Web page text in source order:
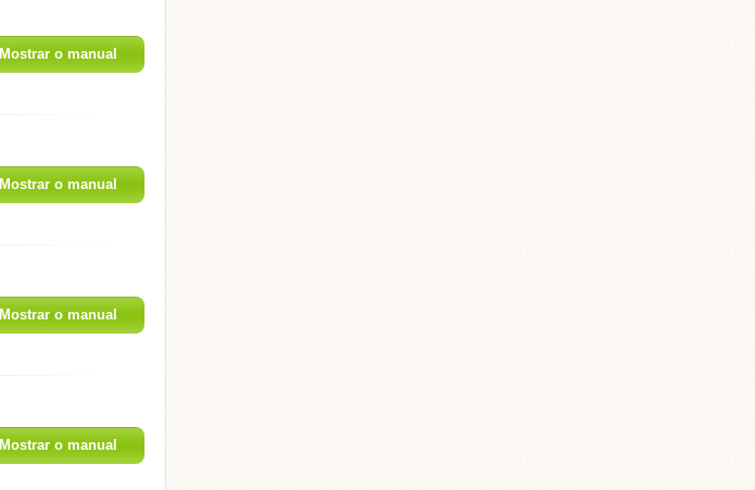
Mostrar o manual
Mostrar o manual
Mostrar o manual
Mostrar o manual